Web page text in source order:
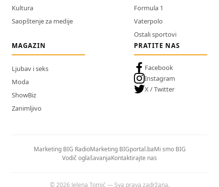
Kultura
Saopštenje za medije
Formula 1
Vaterpolo
Ostali sportovi
MAGAZIN
Ljubav i seks
Moda
ShowBiz
Zanimljivo
PRATITE NAS
Facebook
Instagram
X / Twitter
Marketing BIG RadioMarketing BIGportal.baMi smo BIG
Vodič oglašavanjaKontaktirajte nas
© 2026 Jelena Tomić — Sva prava zadržana.